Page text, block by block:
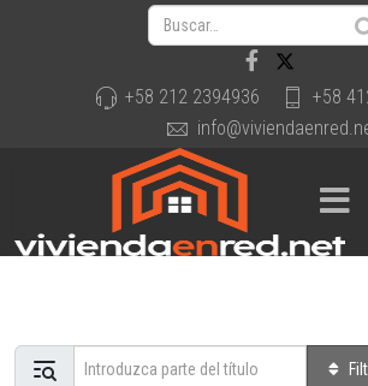
+58 212 2394936
+58
Introduzca parte del título